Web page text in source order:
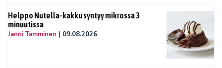
Helppo Nutella-kakku syntyy mikrossa 3
minuutissa
Janni Tamminen | 09.08.2026